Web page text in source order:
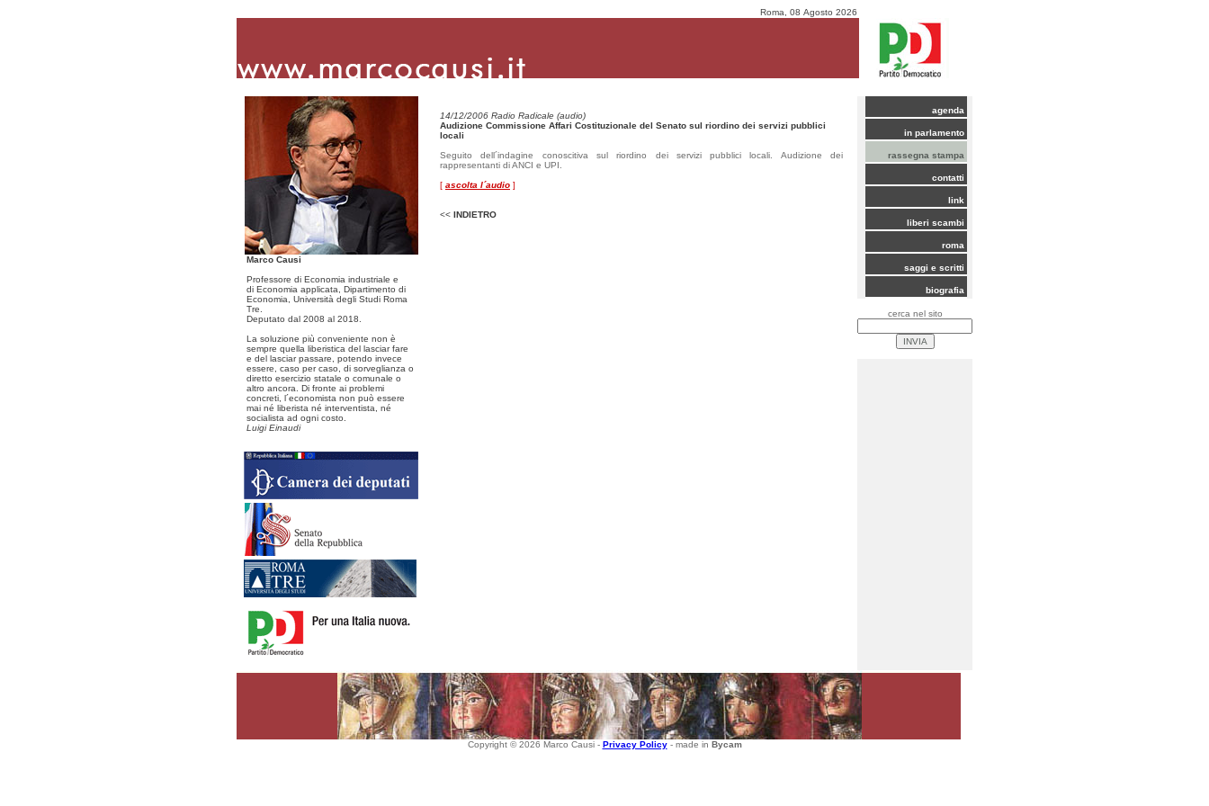
Roma, 08 Agosto 2026
Marco Causi
Professore di Economia industriale e
di Economia applicata, Dipartimento di
Economia, Università degli Studi Roma
Tre.
Deputato dal 2008 al 2018.
La soluzione più conveniente non è
sempre quella liberistica del lasciar fare
e del lasciar passare, potendo invece
essere, caso per caso, di sorveglianza o
diretto esercizio statale o comunale o
altro ancora. Di fronte ai problemi
concreti, l´economista non può essere
mai né liberista né interventista, né
socialista ad ogni costo.
Luigi Einaudi
14/12/2006 Radio Radicale (audio)
Audizione Commissione Affari Costituzionale del Senato sul riordino dei servizi pubblici
locali
Seguito dell´indagine conoscitiva sul riordino dei servizi pubblici locali. Audizione dei
rappresentanti di ANCI e UPI.
[ ascolta l´audio ]
<< INDIETRO
agenda
in parlamento
rassegna stampa
contatti
link
liberi scambi
roma
saggi e scritti
biografia
cerca nel sito
Copyright © 2026 Marco Causi - Privacy Policy- made in Bycam